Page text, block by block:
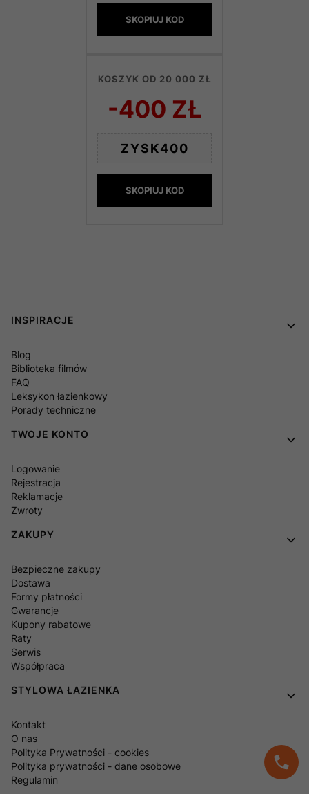
SKOPIUJ KOD
KOSZYK OD 20 000 ZŁ
-400 ZŁ
ZYSK400
SKOPIUJ KOD
Linki w stopce
INSPIRACJE
Blog
Biblioteka filmów
FAQ
Leksykon łazienkowy
Porady techniczne
TWOJE KONTO
Logowanie
Rejestracja
Reklamacje
Zwroty
ZAKUPY
Bezpieczne zakupy
Dostawa
Formy płatności
Gwarancje
Kupony rabatowe
Raty
Serwis
Współpraca
STYLOWA ŁAZIENKA
Kontakt
O nas
Polityka Prywatności - cookies
Polityka prywatności - dane osobowe
Regulamin